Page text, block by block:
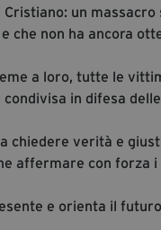
un massacro
che non ha ancora
a loro, tutte le
in difesa
chiedere verità e
affermare con forza
e orienta il